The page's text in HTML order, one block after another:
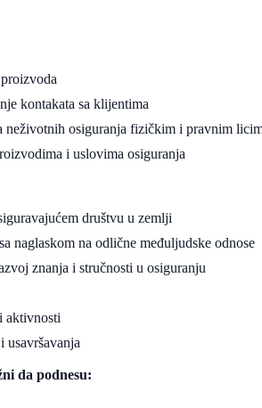
kontakata sa klijentima
neživotnih osiguranja fizičkim i pravnim
i uslovima osiguranja
društvu u zemlji
naglaskom na odlične međuljudske odnose
znanja i stručnosti u osiguranju
aktivnosti
usavršavanja
da podnesu: